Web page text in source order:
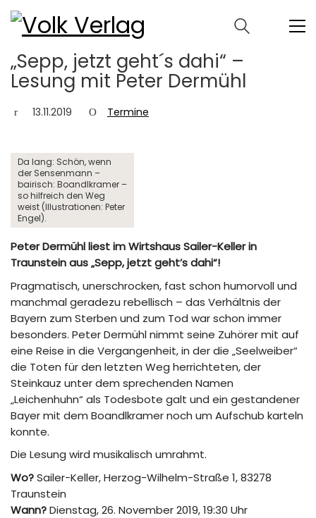
„Sepp, jetzt geht´s dahi“ –
Lesung mit Peter Dermühl
13.11.2019 Termine
Da lang: Schön, wenn
der Sensenmann –
bairisch: Boandlkramer –
so hilfreich den Weg
weist (Illustrationen: Peter
Engel).
Peter Dermühl liest im Wirtshaus Sailer-Keller in
Traunstein aus „Sepp, jetzt geht’s dahi“!
Pragmatisch, unerschrocken, fast schon humorvoll und
manchmal geradezu rebellisch – das Verhältnis der
Bayern zum Sterben und zum Tod war schon immer
besonders. Peter Dermühl nimmt seine Zuhörer mit auf
eine Reise in die Vergangenheit, in der die „Seelweiber“
die Toten für den letzten Weg herrichteten, der
Steinkauz unter dem sprechenden Namen
„Leichenhuhn“ als Todesbote galt und ein gestandener
Bayer mit dem Boandlkramer noch um Aufschub karteln
konnte.
Die Lesung wird musikalisch umrahmt.
Wo?Sailer-Keller, Herzog-Wilhelm-Straße 1, 83278
Traunstein
Wann?Dienstag, 26. November 2019, 19:30 Uhr